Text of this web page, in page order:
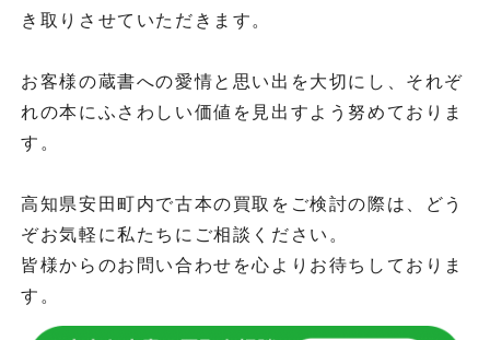
き取りさせていただきます。
お客様の蔵書への愛情と思い出を大切にし、それぞ
れの本にふさわしい価値を見出すよう努めておりま
す。
高知県安田町内で古本の買取をご検討の際は、どう
ぞお気軽に私たちにご相談ください。
皆様からのお問い合わせを心よりお待ちしておりま
す。